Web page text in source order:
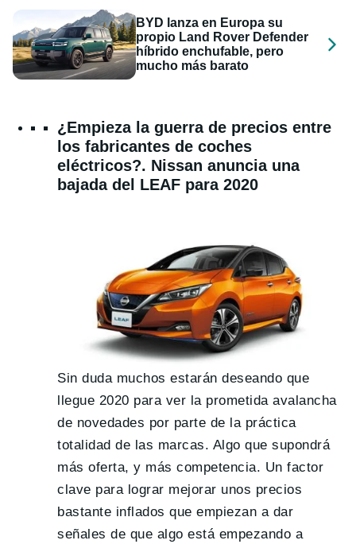
BYD lanza en Europa su
propio Land Rover Defender
híbrido enchufable, pero
mucho más barato
¿Empieza la guerra de precios entre
los fabricantes de coches
eléctricos?. Nissan anuncia una
bajada del LEAF para 2020
Sin duda muchos estarán deseando que
llegue 2020 para ver la prometida avalancha
de novedades por parte de la práctica
totalidad de las marcas. Algo que supondrá
más oferta, y más competencia. Un factor
clave para lograr mejorar unos precios
bastante inflados que empiezan a dar
señales de que algo está empezando a